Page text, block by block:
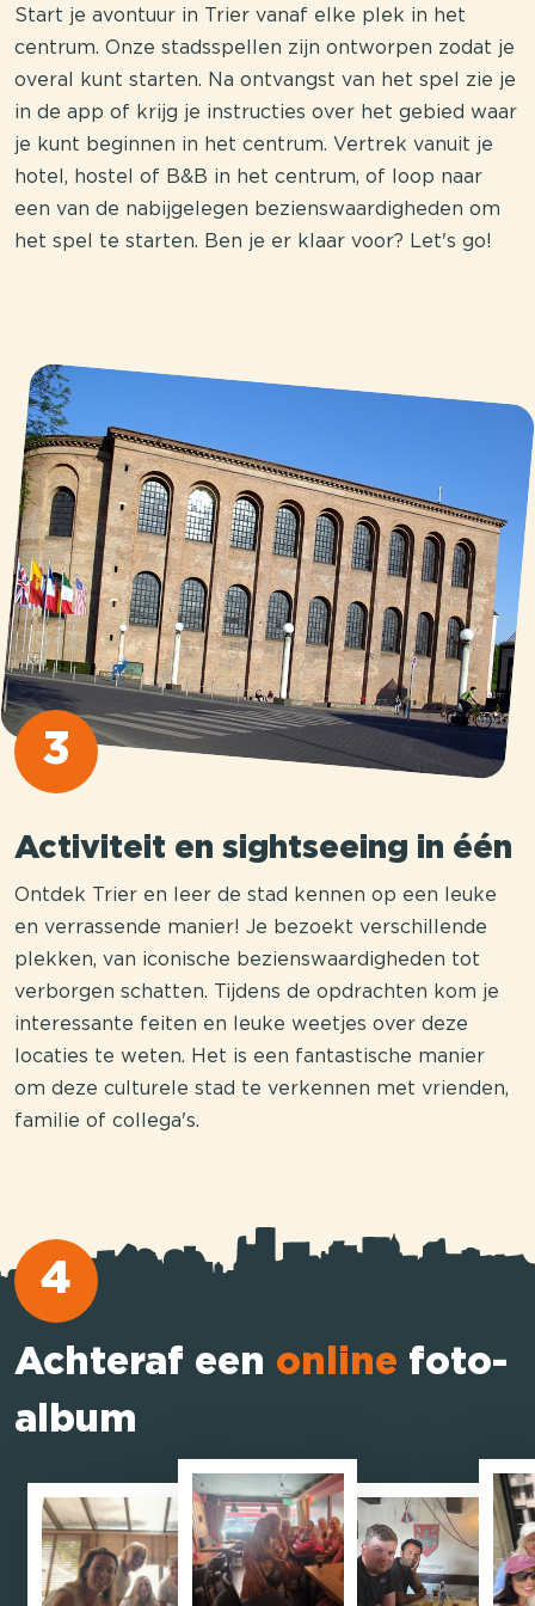
Start je avontuur in Trier vanaf elke plek in het
centrum. Onze stadsspellen zijn ontworpen zodat je
overal kunt starten. Na ontvangst van het spel zie je
in de app of krijg je instructies over het gebied waar
je kunt beginnen in het centrum. Vertrek vanuit je
hotel, hostel of B&B in het centrum, of loop naar
een van de nabijgelegen bezienswaardigheden om
het spel te starten. Ben je er klaar voor? Let's go!
3
Activiteit en sightseeing in één
Ontdek Trier en leer de stad kennen op een leuke
en verrassende manier! Je bezoekt verschillende
plekken, van iconische bezienswaardigheden tot
verborgen schatten. Tijdens de opdrachten kom je
interessante feiten en leuke weetjes over deze
locaties te weten. Het is een fantastische manier
om deze culturele stad te verkennen met vrienden,
familie of collega's.
4
Achteraf een online foto-
album